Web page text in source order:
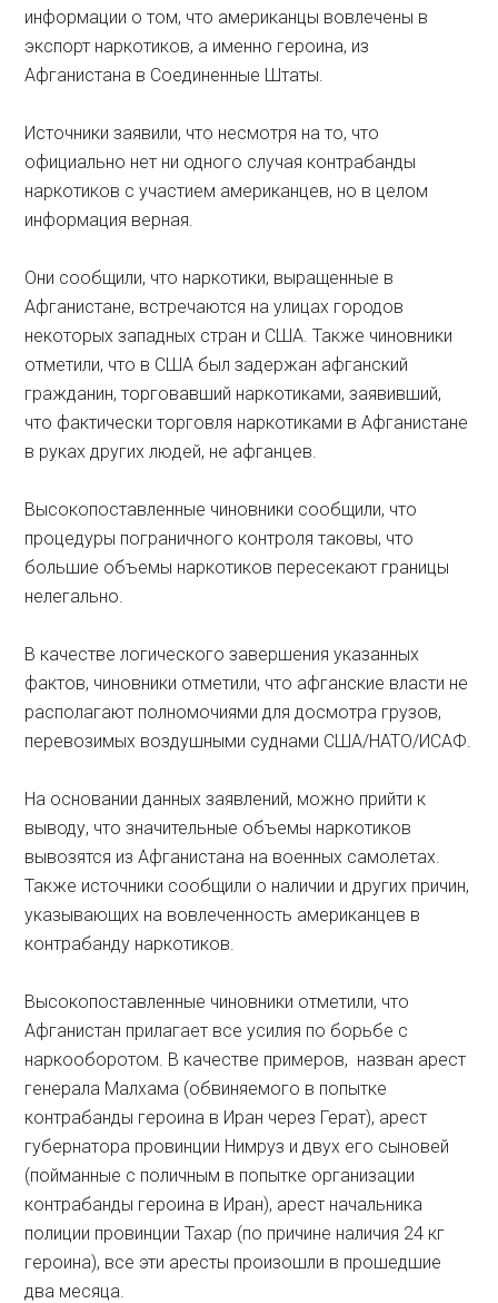
информации о том, что американцы вовлечены в
экспорт наркотиков, а именно героина, из
Афганистана в Соединенные Штаты.
Источники заявили, что несмотря на то, что
официально нет ни одного случая контрабанды
наркотиков c участием американцев, но в целом
информация верная.
Они сообщили, что наркотики, выращенные в
Афганистане, встречаются на улицах городов
некоторых западных стран и США. Также чиновники
отметили, что в США был задержан афганский
гражданин, торговавший наркотиками, заявивший,
что фактически торговля наркотиками в Афганистане
в руках других людей, не афганцев.
Высокопоставленные чиновники сообщили, что
процедуры пограничного контроля таковы, что
большие объемы наркотиков пересекают границы
нелегально.
В качестве логического завершения указанных
фактов, чиновники отметили, что афганские власти не
располагают полномочиями для досмотра грузов,
перевозимых воздушными суднами США/НАТО/ИСАФ.
На основании данных заявлений, можно прийти к
выводу, что значительные объемы наркотиков
вывозятся из Афганистана на военных самолетах.
Также источники сообщили о наличии и других причин,
указывающих на вовлеченность американцев в
контрабанду наркотиков.
Высокопоставленные чиновники отметили, что
Афганистан прилагает все усилия по борьбе с
наркооборотом. В качестве примеров, назван арест
генерала Малхама (обвиняемого в попытке
контрабанды героина в Иран через Герат), арест
губернатора провинции Нимруз и двух его сыновей
(пойманные с поличным в попытке организации
контрабанды героина в Иран), арест начальника
полиции провинции Тахар (по причине наличия 24 кг
героина), все эти аресты произошли в прошедшие
два месяца.